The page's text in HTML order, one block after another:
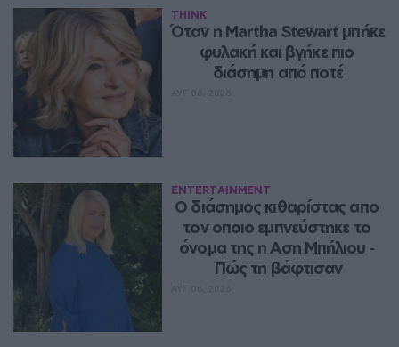
THINK
Όταν η Martha Stewart μπήκε
φυλακή και βγήκε πιο
διάσημη από ποτέ
ENTERTAINMENT
Ο διάσημος κιθαρίστας απο
τον οποιο εμπνεύστηκε το
όνομα της η Αση Μπήλιου ‑
Πώς τη βάφτισαν